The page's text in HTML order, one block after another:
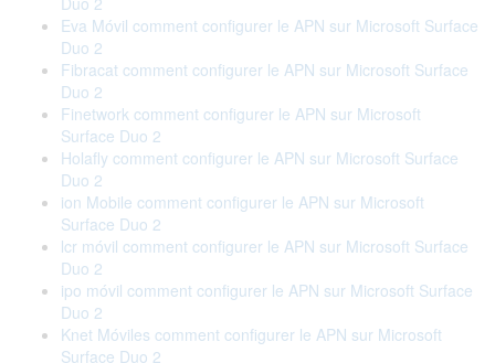
Eva Móvil comment configurer le APN sur Microsoft Surface
Duo 2
Fibracat comment configurer le APN sur Microsoft Surface
Duo 2
Finetwork comment configurer le APN sur Microsoft
Surface Duo 2
Holafly comment configurer le APN sur Microsoft Surface
Duo 2
ion Mobile comment configurer le APN sur Microsoft
Surface Duo 2
lcr móvil comment configurer le APN sur Microsoft Surface
Duo 2
ipo móvil comment configurer le APN sur Microsoft Surface
Duo 2
Knet Móviles comment configurer le APN sur Microsoft
Surface Duo 2